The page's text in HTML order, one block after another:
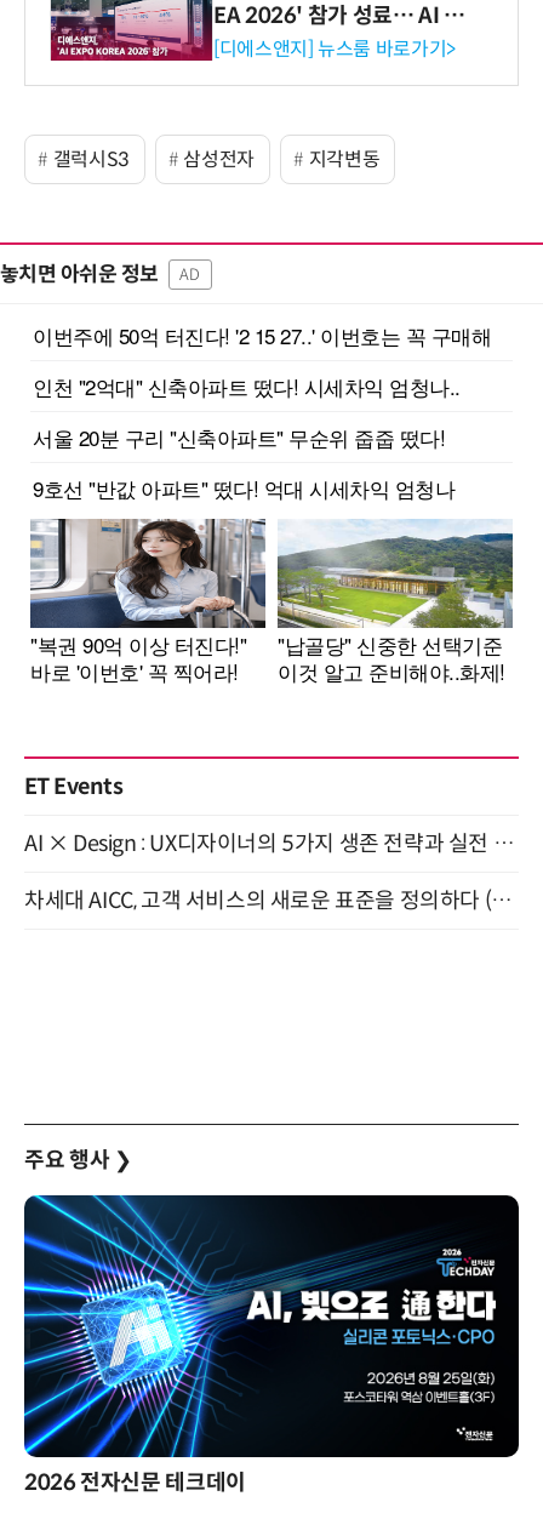
EA 2026' 참가 성료… AI 전
생애주기 아우르는 통합 솔루
[디에스앤지] 뉴스룸 바로가기>
갤럭시S3 삼성전자 지각변동
놓치면 아쉬운 정보 AD
ET Events
AI × Design : UX디자이너의 5가지 생존 전략과 실전 대응 8월 28일 개최
차세대 AICC, 고객 서비스의 새로운 표준을 정의하다 (9/9)
주요 행사 ❯
2026 전자신문 테크데이